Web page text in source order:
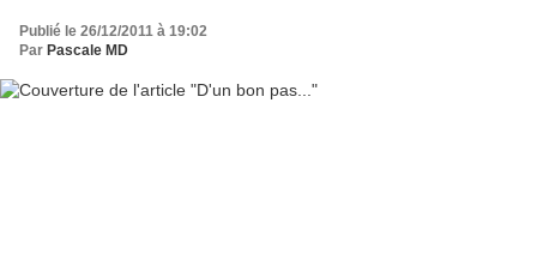
Publié le 26/12/2011 à 19:02
Par Pascale MD